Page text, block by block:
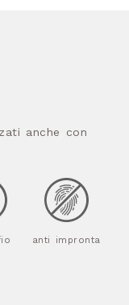
anche con
anti impronta